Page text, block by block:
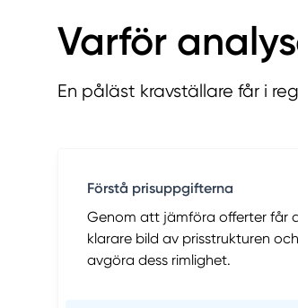
Varför
En påläst kravställare får i
Förstå prisuppgifterna
Genom att jämföra offerter får
klarare bild av prisstrukturen
avgöra dess rimlighet.